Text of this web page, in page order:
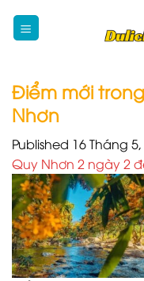
Điểm mới
Nhơn
Published 16 Tháng
Quy Nhơn 2 ngày 2